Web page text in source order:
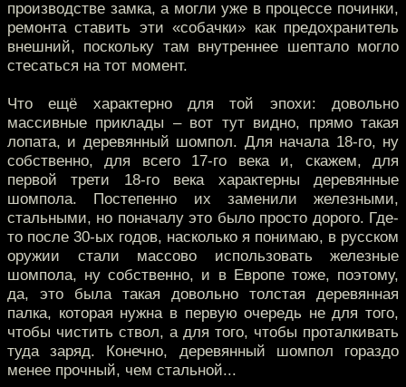
производстве замка, а могли уже в процессе починки,
ремонта ставить эти «собачки» как предохранитель
внешний, поскольку там внутреннее шептало могло
стесаться на тот момент.
Что ещё характерно для той эпохи: довольно
массивные приклады – вот тут видно, прямо такая
лопата, и деревянный шомпол. Для начала 18-го, ну
собственно, для всего 17-го века и, скажем, для
первой трети 18-го века характерны деревянные
шомпола. Постепенно их заменили железными,
стальными, но поначалу это было просто дорого. Где-
то после 30-ых годов, насколько я понимаю, в русском
оружии стали массово использовать железные
шомпола, ну собственно, и в Европе тоже, поэтому,
да, это была такая довольно толстая деревянная
палка, которая нужна в первую очередь не для того,
чтобы чистить ствол, а для того, чтобы проталкивать
туда заряд. Конечно, деревянный шомпол гораздо
менее прочный, чем стальной...